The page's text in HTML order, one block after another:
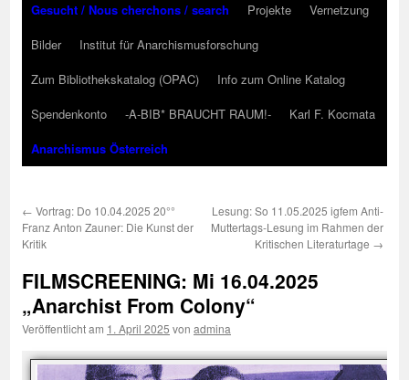
Gesucht / Nous cherchons / search
Projekte
Vernetzung
Bilder
Institut für Anarchismusforschung
Zum Bibliothekskatalog (OPAC)
Info zum Online Katalog
Spendenkonto
-A-BIB* BRAUCHT RAUM!-
Karl F. Kocmata
Anarchismus Österreich
← Vortrag: Do 10.04.2025 20°°
Franz Anton Zauner: Die Kunst der
Kritik
Lesung: So 11.05.2025 igfem Anti-
Muttertags-Lesung im Rahmen der
Kritischen Literaturtage →
FILMSCREENING: Mi 16.04.2025
„Anarchist From Colony“
Veröffentlicht am 1. April 2025 von admina